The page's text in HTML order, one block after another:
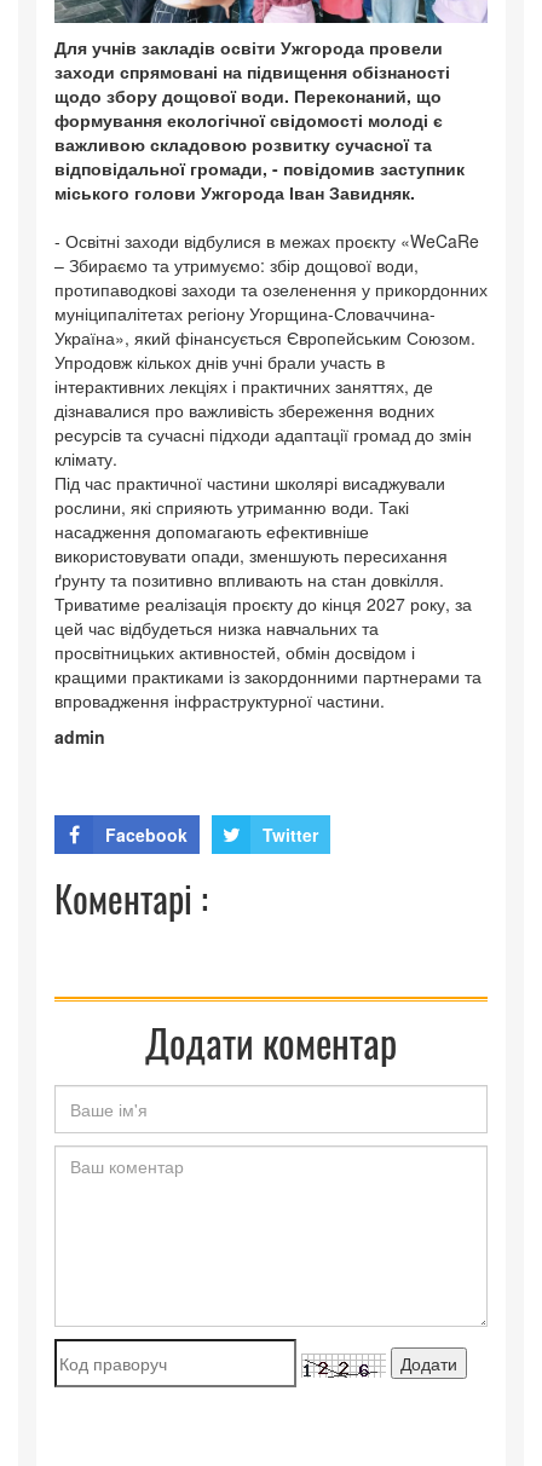
Для учнів закладів освіти Ужгорода провели
заходи спрямовані на підвищення обізнаності
щодо збору дощової води. Переконаний, що
формування екологічної свідомості молоді є
важливою складовою розвитку сучасної та
відповідальної громади, - повідомив заступник
міського голови Ужгорода Іван Завидняк.
- Освітні заходи відбулися в межах проєкту «WeCaRe
– Збираємо та утримуємо: збір дощової води,
протипаводкові заходи та озеленення у прикордонних
муніципалітетах регіону Угорщина-Словаччина-
Україна», який фінансується Європейським Союзом.
Упродовж кількох днів учні брали участь в
інтерактивних лекціях і практичних заняттях, де
дізнавалися про важливість збереження водних
ресурсів та сучасні підходи адаптації громад до змін
клімату.
Під час практичної частини школярі висаджували
рослини, які сприяють утриманню води. Такі
насадження допомагають ефективніше
використовувати опади, зменшують пересихання
ґрунту та позитивно впливають на стан довкілля.
Триватиме реалізація проєкту до кінця 2027 року, за
цей час відбудеться низка навчальних та
просвітницьких активностей, обмін досвідом і
кращими практиками із закордонними партнерами та
впровадження інфраструктурної частини.
admin
Facebook Twitter
Коментарі :
Додати коментар